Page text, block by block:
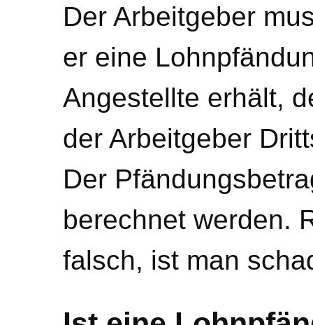
Der Arbeitgeber
er eine
Angestellte erhält,
der Arbeitgeber
Der
berechnet werden.
falsch, ist man